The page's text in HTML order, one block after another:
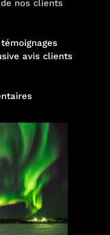
nos clients
avis clients